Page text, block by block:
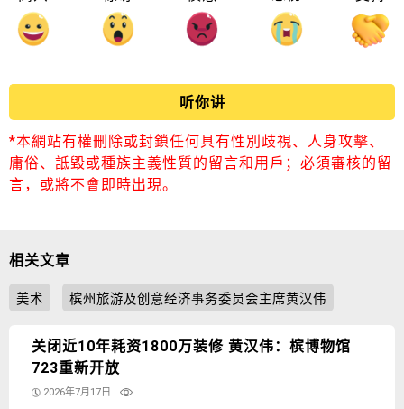
听你讲
*本網站有權刪除或封鎖任何具有性別歧視、人身攻擊、
庸俗、詆毀或種族主義性質的留言和用戶；必須審核的留
言，或將不會即時出現。
相关文章
美术 槟州旅游及创意经济事务委员会主席黄汉伟
关闭近10年耗资1800万装修 黄汉伟：槟博物馆
723重新开放
2026年7月17日